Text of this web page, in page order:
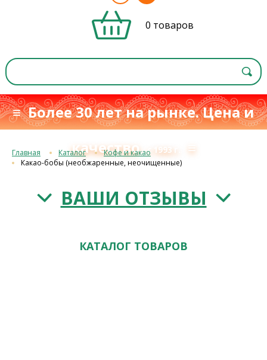
0 товаров
≡ Более 30 лет на рынке. Цена и
качествос 1993 г. ≡
Главная Каталог
Кофе и какао
Какао-бобы (необжаренные, неочищенные)
ВАШИ ОТЗЫВЫ
КАТАЛОГ ТОВАРОВ